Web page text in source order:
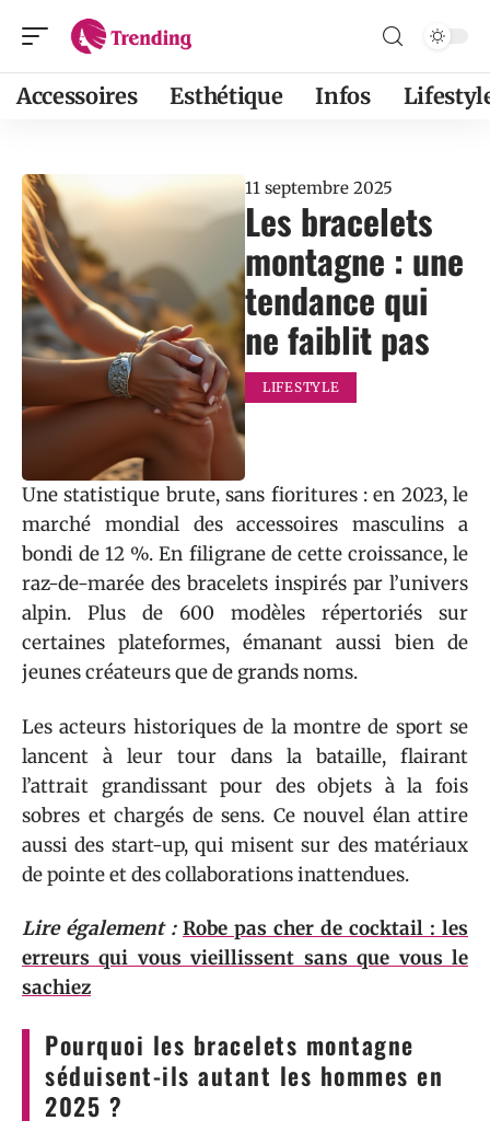
Accessoires Esthétique Infos
11 septembre 2025
Les bracelets
montagne : une
tendance qui
ne faiblit pas
LIFESTYLE
Une statistique brute, sans fioritures : en 2023, le
marché mondial des accessoires masculins a
bondi de 12 %. En filigrane de cette croissance, le
raz-de-marée des bracelets inspirés par l’univers
alpin. Plus de 600 modèles répertoriés sur
certaines plateformes, émanant aussi bien de
jeunes créateurs que de grands noms.
Les acteurs historiques de la montre de sport se
lancent à leur tour dans la bataille, flairant
l’attrait grandissant pour des objets à la fois
sobres et chargés de sens. Ce nouvel élan attire
aussi des start-up, qui misent sur des matériaux
de pointe et des collaborations inattendues.
Lire également : Robe pas cher de cocktail : les
erreurs qui vous vieillissent sans que vous le
sachiez
Pourquoi les bracelets montagne
séduisent-ils autant les hommes en
2025 ?